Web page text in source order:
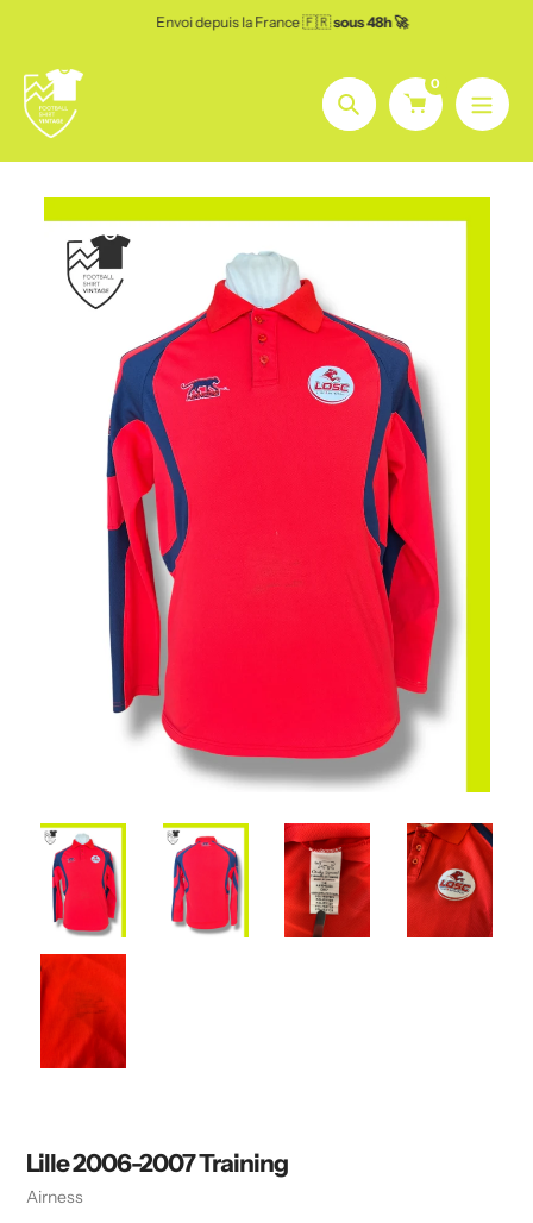
contenu
Envoi depuis la France 🇫🇷sous 48h 🚀
Chercher
0
Lille 2006-2007 Training
Vendeuse
Airness